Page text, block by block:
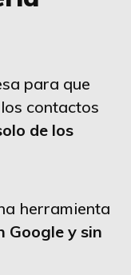
para que
contactos
de los
herramienta
Google y sin